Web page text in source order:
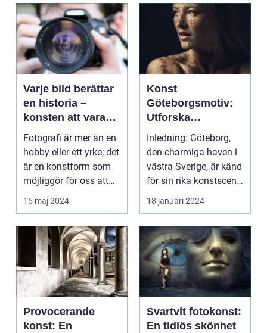
Varje bild berättar
en historia –
konsten att vara
fotograf
Fotografi är mer än en
hobby eller ett yrke; det
är en konstform som
möjliggör för oss att
frysa ögo...
15 maj 2024
Konst
Göteborgsmotiv:
Utforska
Göteborgs
konstscen genom
motiv och
målningar
Inledning: Göteborg,
den charmiga haven i
västra Sverige, är känd
för sin rika konstscen
och inspire...
18 januari 2024
Provocerande
konst: En
Svartvit fotokonst:
En tidlös skönhet